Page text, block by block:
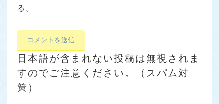
る。
日本語が含まれない投稿は無視されま
すのでご注意ください。（スパム対
策）